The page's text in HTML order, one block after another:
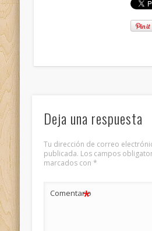
Deja una respuesta
Tu dirección de correo
publicada. Los campos
marcados con *
Comentario
*